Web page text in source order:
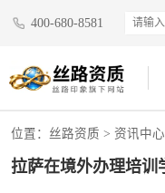
400-680-8581
位置： 丝路资质 > 资讯中心
拉萨在境外办理培训